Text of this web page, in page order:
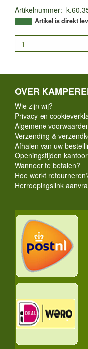
Artikelnummer:
Artikel is direkt
OVER
Wie zijn wij?
Privacy-en
Algemene
Verzending &
Afhalen van uw
Openingstijden kantoor
Wanneer te betalen?
Hoe werkt
Herroepingslink